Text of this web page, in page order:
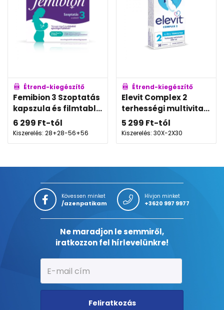
Étrend-kiegészítő
Femibion 3 Szoptatás
kapszula és filmtabl...
6 299 Ft-tól
Kiszerelés: 28+28-56+56
Étrend-kiegészítő
Elevit Complex 2
terhességi multivita...
5 299 Ft-tól
Kiszerelés: 30X-2X30
Kövessen minket
/azenpatikam
Hívjon minket
+3620 997 9977
Ne maradjon le semmiről,
iratkozzon fel hírlevelünkre!
Feliratkozás